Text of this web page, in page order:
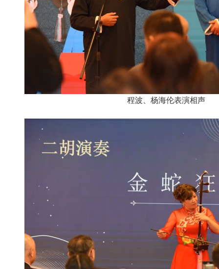
程波、杨海伦表演相声